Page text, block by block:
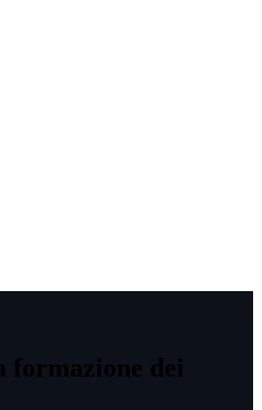
formazione dei